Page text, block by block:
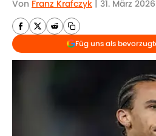
Von Franz Krafczyk | 31. März 2026
Füg uns als